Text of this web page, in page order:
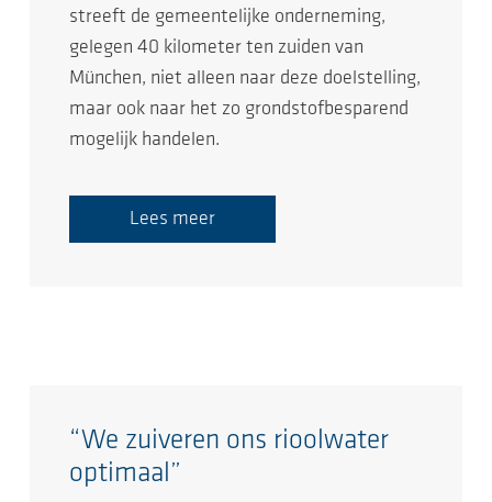
streeft de gemeentelijke onderneming,
gelegen 40 kilometer ten zuiden van
München, niet alleen naar deze doelstelling,
maar ook naar het zo grondstofbesparend
mogelijk handelen.
Lees meer
“We zuiveren ons rioolwater
optimaal”